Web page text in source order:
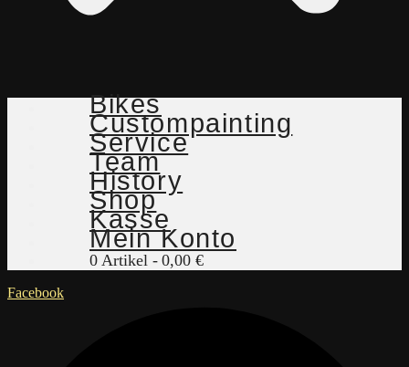
Bikes
Custompainting
Service
Team
History
Shop
Kasse
Mein Konto
0 Artikel 0,00 €
Facebook